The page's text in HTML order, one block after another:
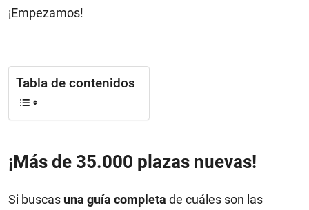
¡Empezamos!
Tabla de contenidos
¡Más de 35.000 plazas nuevas!
Si buscas una guía completa de cuáles son las